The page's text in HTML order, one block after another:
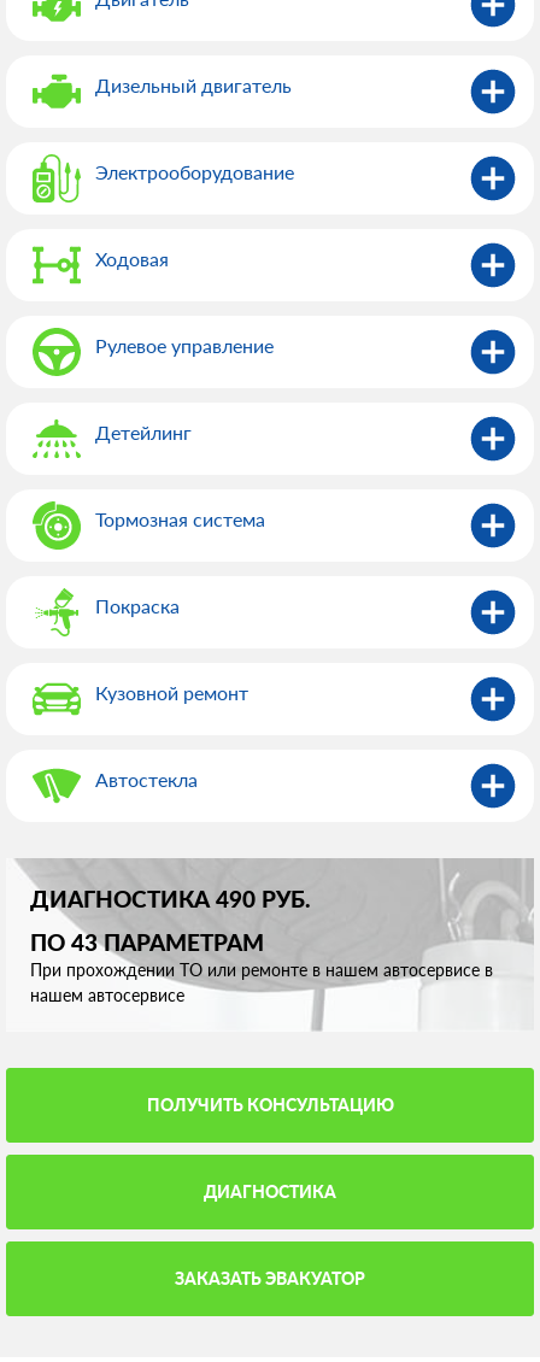
Дизельный двигатель
Электрооборудованиe
Ходовая
Рулевое управление
Детейлинг
Тормозная система
Покраска
Кузовной ремонт
Автостекла
ДИАГНОСТИКА 490 РУБ.
ПО 43 ПАРАМЕТРАМ
При прохождении ТО или ремонте в нашем автосервисе в
нашем автосервисе
ПОЛУЧИТЬ КОНСУЛЬТАЦИЮ
ДИАГНОСТИКА
ЗАКАЗАТЬ ЭВАКУАТОР